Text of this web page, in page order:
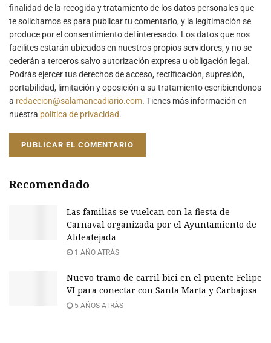
finalidad de la recogida y tratamiento de los datos personales que
te solicitamos es para publicar tu comentario, y la legitimación se
produce por el consentimiento del interesado. Los datos que nos
facilites estarán ubicados en nuestros propios servidores, y no se
cederán a terceros salvo autorización expresa u obligación legal.
Podrás ejercer tus derechos de acceso, rectificación, supresión,
portabilidad, limitación y oposición a su tratamiento escribiendonos
a redaccion@salamancadiario.com. Tienes más información en
nuestra política de privacidad.
Recomendado
Las familias se vuelcan con la fiesta de
Carnaval organizada por el Ayuntamiento de
Aldeatejada
1 AÑO ATRÁS
Nuevo tramo de carril bici en el puente Felipe
VI para conectar con Santa Marta y Carbajosa
5 AÑOS ATRÁS